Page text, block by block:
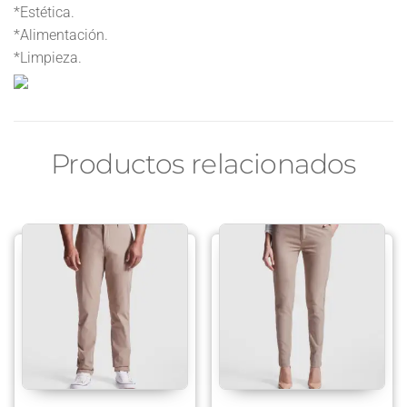
*Estética.
*Alimentación.
*Limpieza.
Productos relacionados